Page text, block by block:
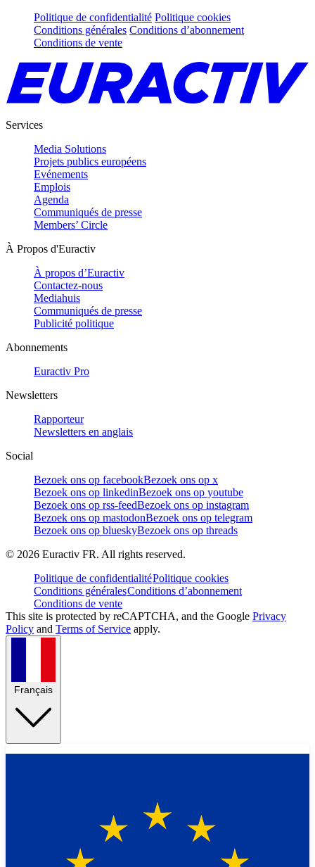
Politique de confidentialité Politique cookies
Conditions générales Conditions d’abonnement
Conditions de vente
Services
Media Solutions
Projets publics européens
Evénements
Emplois
Agenda
Communiqués de presse
Members’ Circle
À Propos d'Euractiv
À propos d’Euractiv
Contactez-nous
Mediahuis
Communiqués de presse
Publicité politique
Abonnements
Euractiv Pro
Newsletters
Rapporteur
Newsletters en anglais
Social
Bezoek ons op facebookBezoek ons op x
Bezoek ons op linkedinBezoek ons op youtube
Bezoek ons op rss-feedBezoek ons op instagram
Bezoek ons op mastodonBezoek ons op telegram
Bezoek ons op blueskyBezoek ons op threads
© 2026 Euractiv FR. All rights reserved.
Politique de confidentialitéPolitique cookies
Conditions généralesConditions d’abonnement
Conditions de vente
This site is protected by reCAPTCHA, and the Google Privacy
Policy and Terms of Service apply.
Français